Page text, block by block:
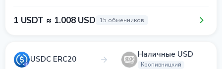
1 USDT ≈ 1.008 USD 15 обменников
USDC ERC20 Наличные USD
Кропивницкий